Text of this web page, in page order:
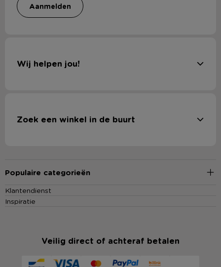
aanmelden
Wij helpen jou!
Zoek een winkel in de buurt
Populaire categorieën
Klantendienst
Inspiratie
Veilig direct of achteraf betalen